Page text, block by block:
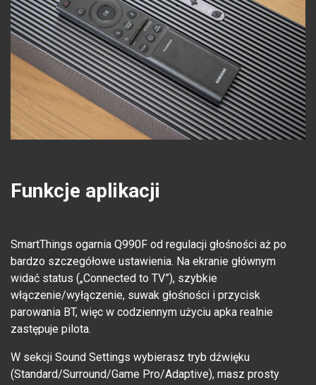
Funkcje aplikacji
SmartThings ogarnia Q990F od regulacji głośności aż po
bardzo szczegółowe ustawienia. Na ekranie głównym
widać status („Connected to TV”), szybkie
włączenie/wyłączenie, suwak głośności i przycisk
parowania BT, więc w codziennym użyciu apka realnie
zastępuje pilota.
W sekcji Sound Settings wybierasz tryb dźwięku
(Standard/Surround/Game Pro/Adaptive), masz prosty